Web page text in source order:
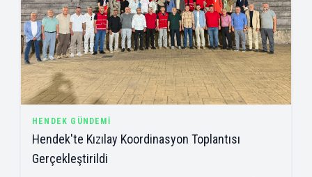
HENDEK GÜNDEMI
Hendek'te Kızılay Koordinasyon Toplantısı
Gerçekleştirildi